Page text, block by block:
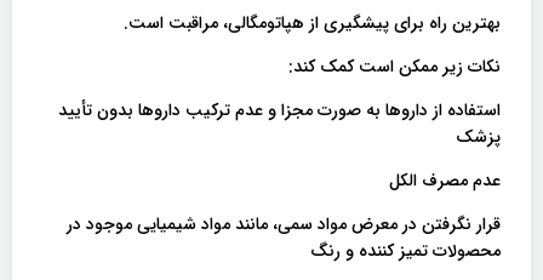
بهترین راه برای پیشگیری از هپاتومگالی، مراقبت است.
نکات زیر ممکن است کمک کند:
استفاده از داروها به صورت مجزا و عدم ترکیب داروها بدون تأیید
پزشک
عدم مصرف الکل
قرار نگرفتن در معرض مواد سمی، مانند مواد شیمیایی موجود در
محصولات تمیز کننده و رنگ